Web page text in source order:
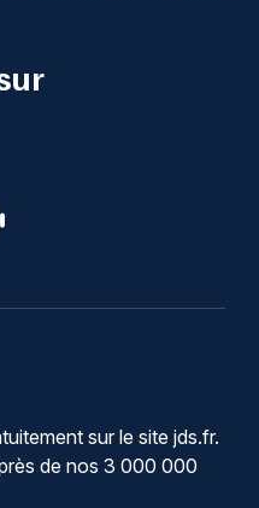
sur le site jds.fr.
de nos 3 000 000